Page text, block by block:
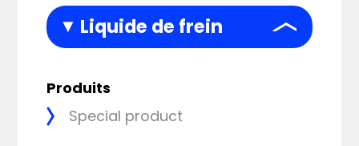
Liquide de frein
Produits
Special product